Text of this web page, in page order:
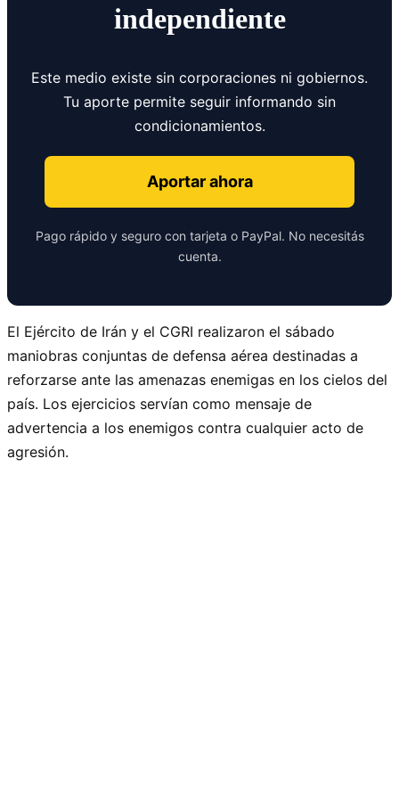
independiente
Este medio existe sin corporaciones ni gobiernos.
Tu aporte permite seguir informando sin
condicionamientos.
Aportar ahora
Pago rápido y seguro con tarjeta o PayPal. No necesitás
cuenta.
El Ejército de Irán y el CGRI realizaron el sábado
maniobras conjuntas de defensa aérea destinadas a
reforzarse ante las amenazas enemigas en los cielos del
país. Los ejercicios servían como mensaje de
advertencia a los enemigos contra cualquier acto de
agresión.